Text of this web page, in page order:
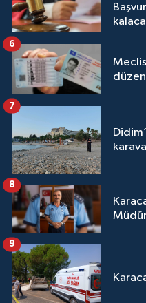
6
7
8
9